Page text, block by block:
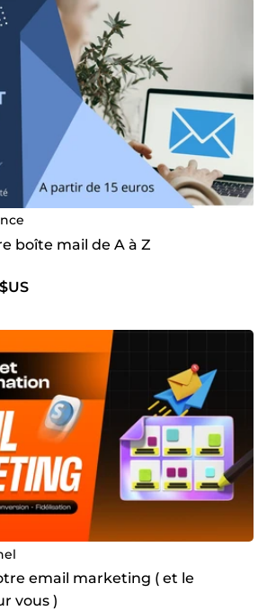
boîte mail de A à Z
email marketing ( et le
vous )